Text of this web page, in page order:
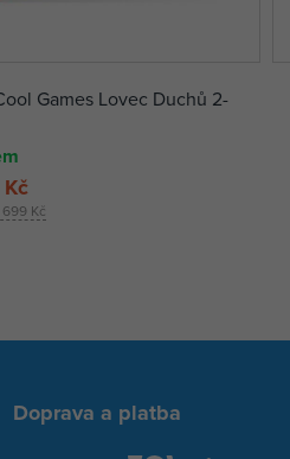
Games Lovec Duchů 2-
699 Kč
Doprava a platba